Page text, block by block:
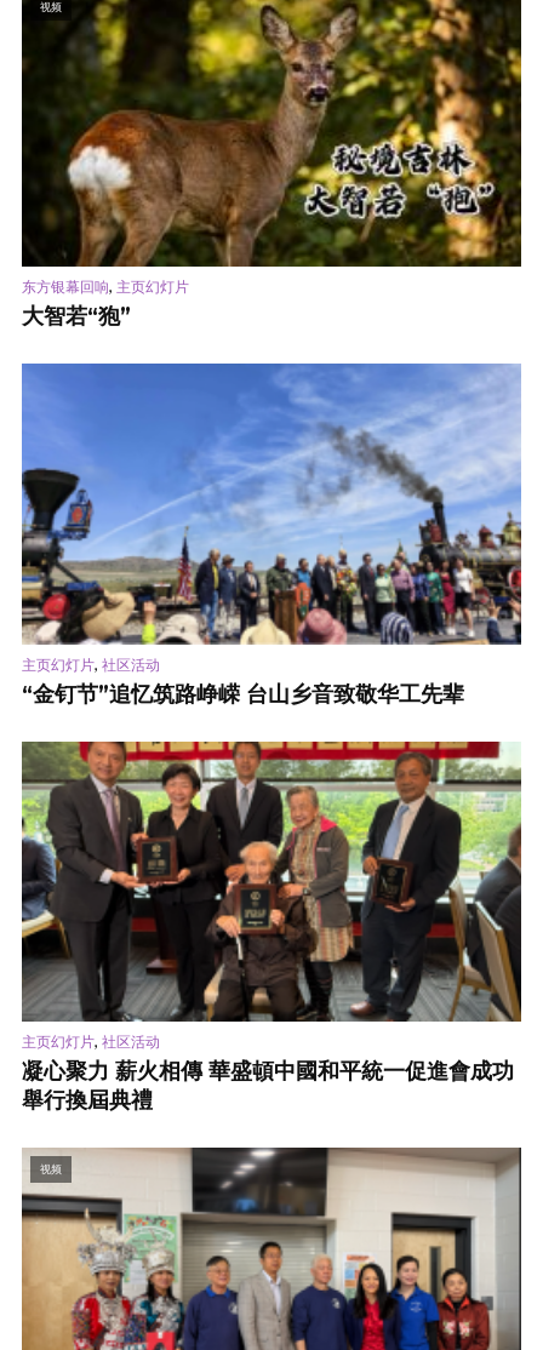
视频
东方银幕回响, 主页幻灯片
大智若“狍”
主页幻灯片, 社区活动
“金钉节”追忆筑路峥嵘 台山乡音致敬华工先辈
主页幻灯片, 社区活动
凝心聚力 薪火相傳 華盛頓中國和平統一促進會成功
舉行換屆典禮
视频